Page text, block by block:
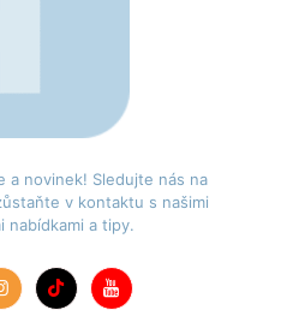
a novinek! Sledujte nás na
v kontaktu s našimi
nabídkami a tipy.